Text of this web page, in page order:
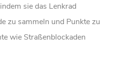
sie das Lenkrad
zu sammeln und Punkte zu
wie Straßenblockaden